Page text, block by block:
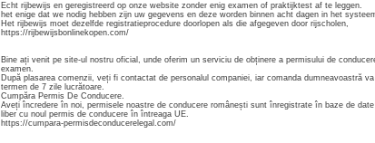
Echt rijbewijs en geregistreerd op onze website zonder enig examen of praktijktest af te leggen.
het enige dat we nodig hebben zijn uw gegevens en deze worden binnen acht dagen in het
Het rijbewijs moet dezelfde registratieprocedure doorlopen als die afgegeven door rijscholen,
https://rijbewijsbonlinekopen.com/
Bine ați venit pe site-ul nostru oficial, unde oferim un serviciu de obținere a permisului de
examen.
După plasarea comenzii, veți fi contactat de personalul companiei, iar comanda dumneavoastră
termen de 7 zile lucrătoare.
Cumpăra Permis De Conducere.
Aveți încredere în noi, permisele noastre de conducere românești sunt înregistrate în baze de
liber cu noul permis de conducere în întreaga UE.
https://cumpara-permisdeconducerelegal.com/